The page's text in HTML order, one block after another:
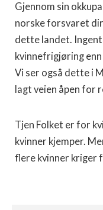
Gjennom sin
norske forsvaret
dette landet.
kvinnefrigjøring
Vi ser også dette i
lagt veien åpen for
Tjen Folket er for
kvinner kjemper.
flere kvinner kriger